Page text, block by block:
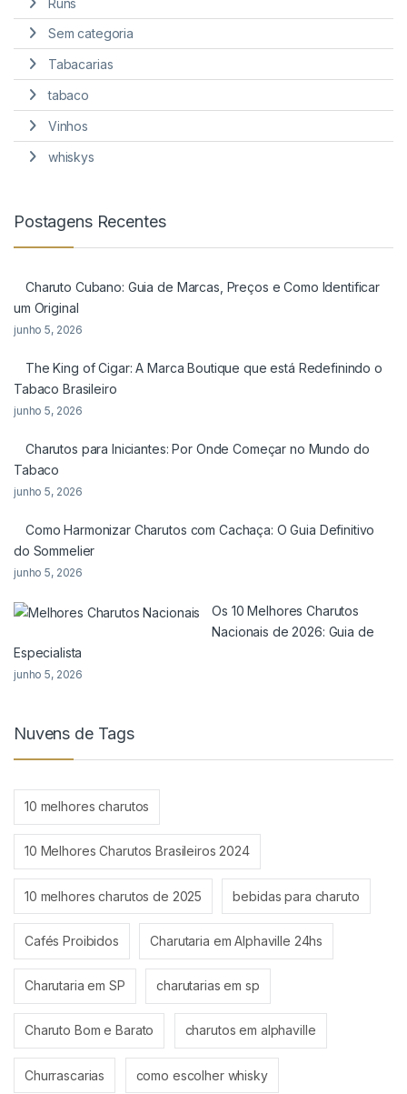
Sem categoria
Tabacarias
tabaco
Vinhos
whiskys
Postagens Recentes
Charuto Cubano: Guia de Marcas, Preços e Como Identificar
um Original
junho 5, 2026
The King of Cigar: A Marca Boutique que está Redefinindo o
Tabaco Brasileiro
junho 5, 2026
Charutos para Iniciantes: Por Onde Começar no Mundo do
Tabaco
junho 5, 2026
Como Harmonizar Charutos com Cachaça: O Guia Definitivo
do Sommelier
junho 5, 2026
Os 10 Melhores Charutos
Nacionais de 2026: Guia de
Especialista
junho 5, 2026
Nuvens de Tags
10 melhores charutos
10 Melhores Charutos Brasileiros 2024
10 melhores charutos de 2025 bebidas para charuto
Cafés Proibidos Charutaria em Alphaville 24hs
Charutaria em SP charutarias em sp
Charuto Bom e Barato charutos em alphaville
Churrascarias como escolher whisky